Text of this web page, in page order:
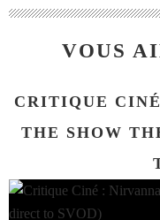
VOUS
CRITIQUE
THE SHOW